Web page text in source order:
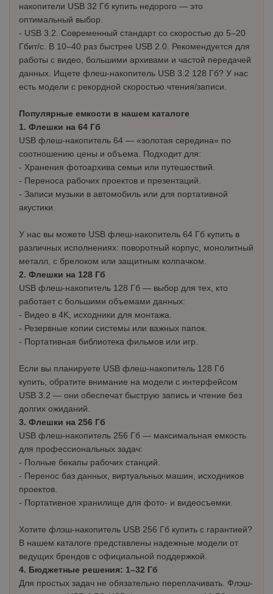
накопители USB 32 Гб купить недорого — это
оптимальный выбор.
- USB 3.2. Современный стандарт со скоростью до 5–20
Гбит/с. В 10–40 раз быстрее USB 2.0. Рекомендуется для
работы с видео, большими архивами и частой передачей
данных. Ищете флеш-накопитель USB 3.2 128 Гб? У нас
есть модели с рекордной скоростью чтения/записи.
Популярные емкости в нашем каталоге
1. Флешки на 64 Гб
USB флеш-накопитель 64 — «золотая середина» по
соотношению цены и объема. Подходит для:
- Хранения фотоархива семьи или путешествий.
- Переноса рабочих проектов и презентаций.
- Записи музыки в автомобиль или для портативной
акустики.
У нас вы можете USB флеш-накопитель 64 Гб купить в
различных исполнениях: поворотный корпус, монолитный
металл, с брелоком или защитным колпачком.
2. Флешки на 128 Гб
USB флеш-накопитель 128 Гб — выбор для тех, кто
работает с большими объемами данных:
- Видео в 4K, исходники для монтажа.
- Резервные копии системы или важных папок.
- Портативная библиотека фильмов или игр.
Если вы планируете USB флеш-накопитель 128 Гб
купить, обратите внимание на модели с интерфейсом
USB 3.2 — они обеспечат быструю запись и чтение без
долгих ожиданий.
3. Флешки на 256 Гб
USB флеш-накопитель 256 Гб — максимальная емкость
для профессиональных задач:
- Полные бекапы рабочих станций.
- Перенос баз данных, виртуальных машин, исходников
проектов.
- Портативное хранилище для фото- и видеосъемки.
Хотите флэш-накопитель USB 256 Гб купить с гарантией?
В нашем каталоге представлены надежные модели от
ведущих брендов с официальной поддержкой.
4. Бюджетные решения: 1–32 Гб
Для простых задач не обязательно переплачивать. Флэш-